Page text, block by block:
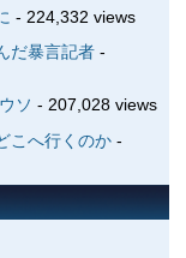
- 224,332 views
だ暴言記者-
ソ - 207,028 views
こへ行くのか-